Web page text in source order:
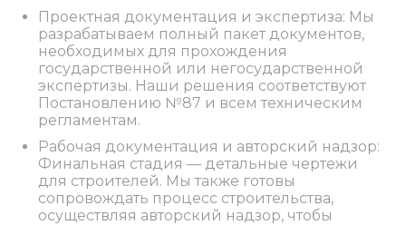
Проектная документация и экспертиза: Мы
разрабатываем полный пакет документов,
необходимых для прохождения
государственной или негосударственной
экспертизы. Наши решения соответствуют
Постановлению №87 и всем техническим
регламентам.
Рабочая документация и авторский надзор:
Финальная стадия — детальные чертежи
для строителей. Мы также готовы
сопровождать процесс строительства,
осуществляя авторский надзор, чтобы